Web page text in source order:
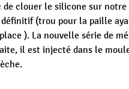
clouer le silicone sur notre
(trou pour la paille
). La nouvelle série de
il est injecté dans le